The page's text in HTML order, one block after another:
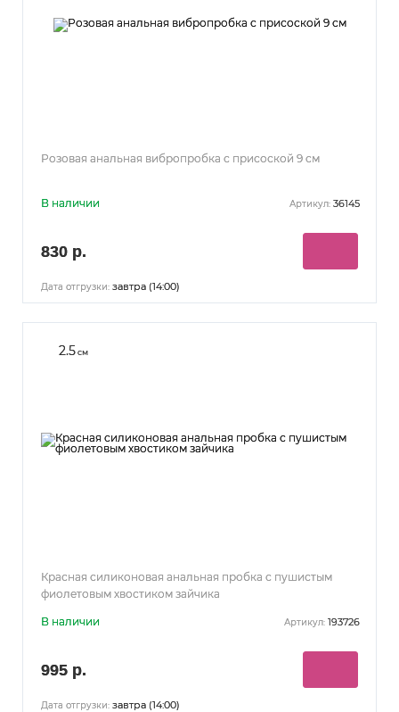
Розовая анальная вибропробка с присоской 9 см
В наличии Артикул: 36145
830 р.
Дата отгрузки: завтра (14:00)
2.5см
Красная силиконовая анальная пробка с пушистым
фиолетовым хвостиком зайчика
В наличии Артикул: 193726
995 р.
Дата отгрузки: завтра (14:00)